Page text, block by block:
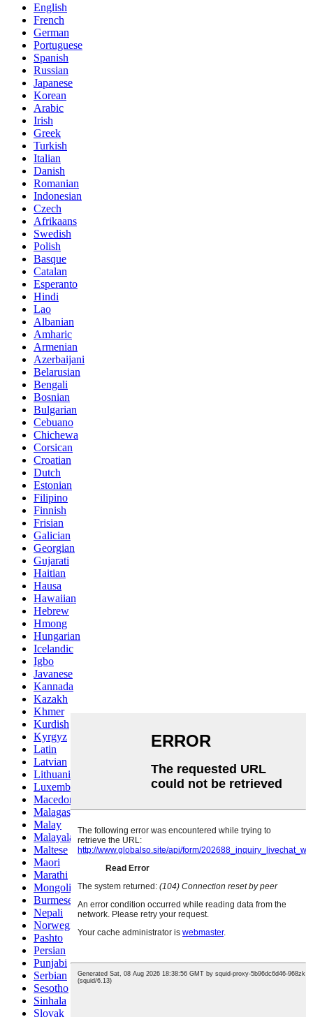
English
French
German
Portuguese
Spanish
Russian
Japanese
Korean
Arabic
Irish
Greek
Turkish
Italian
Danish
Romanian
Indonesian
Czech
Afrikaans
Swedish
Polish
Basque
Catalan
Esperanto
Hindi
Lao
Albanian
Amharic
Armenian
Azerbaijani
Belarusian
Bengali
Bosnian
Bulgarian
Cebuano
Chichewa
Corsican
Croatian
Dutch
Estonian
Filipino
Finnish
Frisian
Galician
Georgian
Gujarati
Haitian
Hausa
Hawaiian
Hebrew
Hmong
Hungarian
Icelandic
Igbo
Javanese
Kannada
Kazakh
Khmer
Kurdish
Kyrgyz
Latin
Latvian
Lithuanian
Luxembou..
Macedonian
Malagasy
Malay
Malayalam
Maltese
Maori
Marathi
Mongolian
Burmese
Nepali
Norwegian
Pashto
Persian
Punjabi
Serbian
Sesotho
Sinhala
Slovak